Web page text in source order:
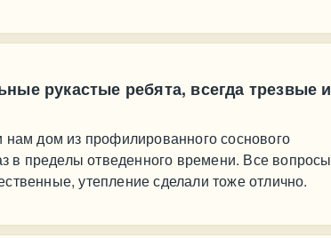
рукастые ребята, всегда трезвые и
дом из профилированного соснового
в пределы отведенного времени. Все вопросы
утепление сделали тоже отлично.